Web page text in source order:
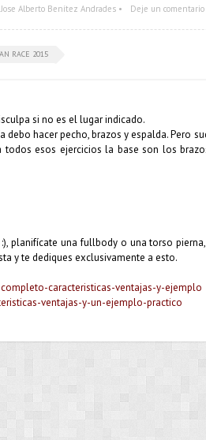
Alberto Benítez Andrades • Deje un comentario
RACE 2015
si no es el lugar indicado.
hacer pecho, brazos y espalda. Pero
esos ejercicios la base son los
planifícate una fullbody o una torso
y te dediques exclusivamente a esto.
caracteristicas-ventajas-y-ejemplo
ventajas-y-un-ejemplo-practico